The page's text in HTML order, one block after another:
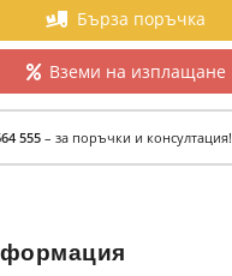
Бърза поръчка
Вземи на изплащане
555 – за поръчки и консултация!